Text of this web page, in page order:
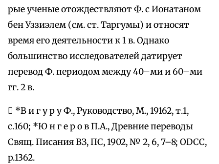
рые ученые отождествляют Ф. с Ионатаном
бен Уззиэлем (см. ст. Таргумы) и относят
время его деятельности к 1 в. Однако
большинство исследователей датирует
перевод Ф. периодом между 40–ми и 60–ми
гг. 2 в.
 *В и г у р у Ф., Руководство, М., 19162, т.1,
с.160; *Ю н г е р о в П.А., Древние переводы
Свящ. Писания ВЗ, ПС, 1902, № 2, 6, 7–8; ODCC,
p.1362.